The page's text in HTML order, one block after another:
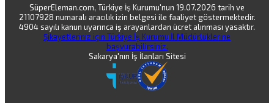
SüperEleman.com, Türkiye İş Kurumu'nun 19.07.2026 tarih ve
21107928 numaralı aracılık izin belgesi ile faaliyet göstermektedir.
4904 sayılı kanun uyarınca iş arayanlardan ücret alınması yasaktır.
Şikayetleriniz için Türkiye İş Kurumu İl Müdürlüklerine
başvurabilirsiniz.
Sakarya'nın İş İlanları Sitesi